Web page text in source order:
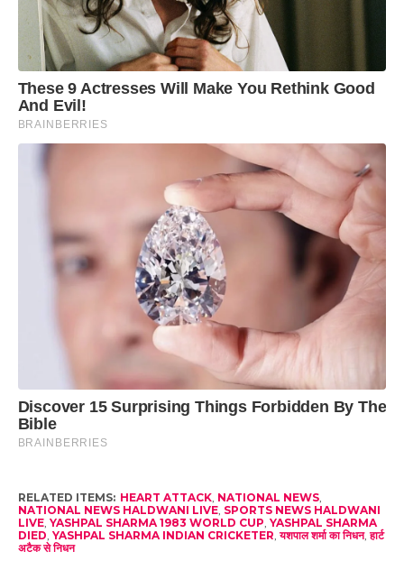
RELATED ITEMS: HEART ATTACK, NATIONAL NEWS,
NATIONAL NEWS HALDWANI LIVE, SPORTS NEWS HALDWANI
LIVE, YASHPAL SHARMA 1983 WORLD CUP YASHPAL SHARMA
DIED YASHPAL SHARMA INDIAN CRICKETER ,यशपाल शर्मा का निधन,हार्ट
अटैक से निधन